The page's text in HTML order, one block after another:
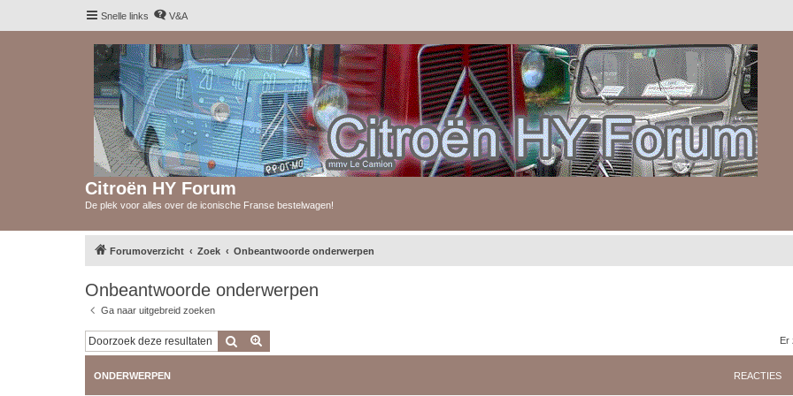
Snelle links V&A
Citroën HY Forum
De plek voor alles over de iconische Franse bestelwagen!
Forumoverzicht Zoek Onbeantwoorde onderwerpen
Onbeantwoorde onderwerpen
Ga naar uitgebreid zoeken
Zoek Er
ONDERWERPEN REACTIES